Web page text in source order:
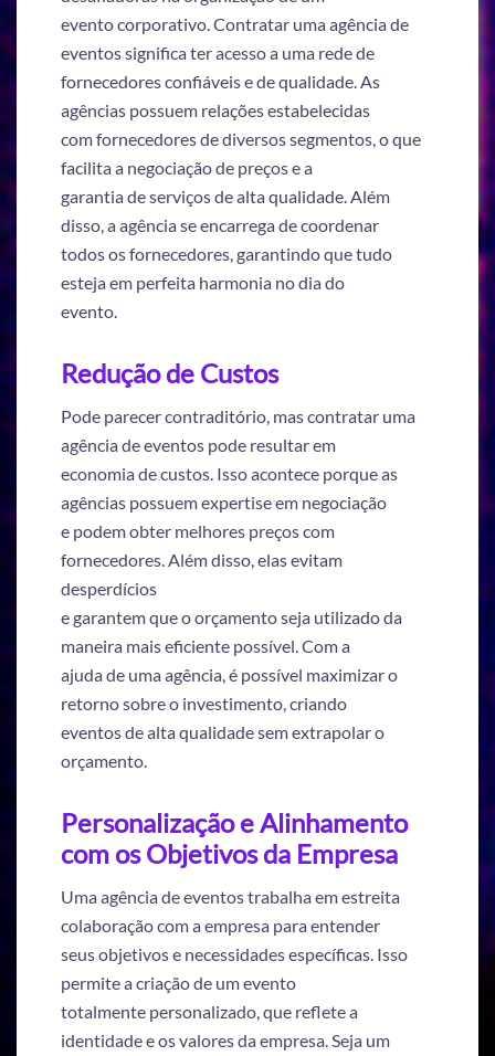
evento corporativo. Contratar uma agência de
eventos significa ter acesso a uma rede de
fornecedores confiáveis e de qualidade. As
agências possuem relações estabelecidas
com fornecedores de diversos segmentos, o que
facilita a negociação de preços e a
garantia de serviços de alta qualidade. Além
disso, a agência se encarrega de coordenar
todos os fornecedores, garantindo que tudo
esteja em perfeita harmonia no dia do
evento.
Redução de Custos
Pode parecer contraditório, mas contratar uma
agência de eventos pode resultar em
economia de custos. Isso acontece porque as
agências possuem expertise em negociação
e podem obter melhores preços com
fornecedores. Além disso, elas evitam
desperdícios
e garantem que o orçamento seja utilizado da
maneira mais eficiente possível. Com a
ajuda de uma agência, é possível maximizar o
retorno sobre o investimento, criando
eventos de alta qualidade sem extrapolar o
orçamento.
Personalização e Alinhamento
com os Objetivos da Empresa
Uma agência de eventos trabalha em estreita
colaboração com a empresa para entender
seus objetivos e necessidades específicas. Isso
permite a criação de um evento
totalmente personalizado, que reflete a
identidade e os valores da empresa. Seja um